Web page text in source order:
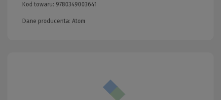
Kod towaru: 9780349003641
Dane producenta: Atom